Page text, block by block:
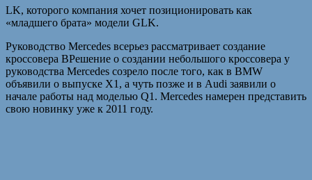
LK, которого компания хочет позиционировать как
«младшего брата» модели GLK.
Руководство Mercedes всерьез рассматривает создание
кроссовера BРешение о создании небольшого кроссовера у
руководства Mercedes созрело после того, как в BMW
объявили о выпуске X1, а чуть позже и в Audi заявили о
начале работы над моделью Q1. Mercedes намерен представить
свою новинку уже к 2011 году.